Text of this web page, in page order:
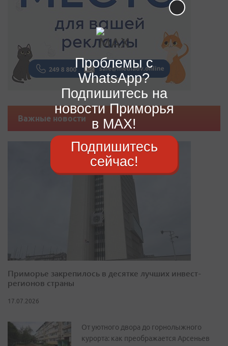
Важные новости
Приморье закрепилось в десятке лучших инвест-
регионов страны
17.07.2026
От уютного двора до горнолыжного
курорта: как преображается Арсеньев
Проблемы с
WhatsApp?
Подпишитесь на
новости Приморья
в MAX!
Подпишитесь
сейчас!